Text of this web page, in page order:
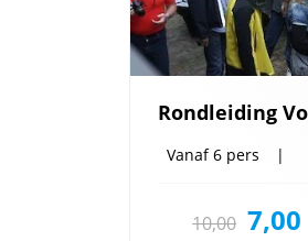
Rondleiding
Vanaf6 pers
10,00 7,00